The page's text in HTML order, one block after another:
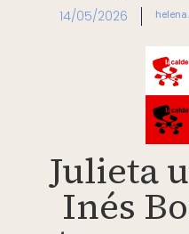
14/05/2026
Julieta
Inés